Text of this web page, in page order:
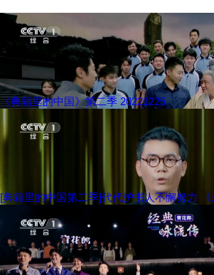
《典籍里的中国》第二季 20221225
[典籍里的中国第二季]代代护书人不懈努力 《